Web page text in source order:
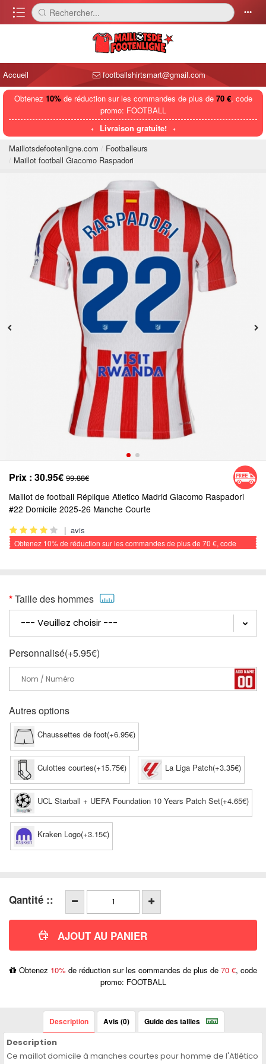
󰈍 󰅼 Rechercher... 󰄒
Accueil footballshirtsmart@gmail.com
Obtenez 10%de réduction sur les commandes de plus de 70 €, code
promo: FOOTBALL
Livraison gratuite!
Maillotsdefootenligne.com
Footballeurs
Maillot football Giacomo Raspadori
Prix : 30.95€ 99.88€
Maillot de football Réplique Atletico Madrid Giacomo Raspadori
#22 Domicile 2025-26 Manche Courte
| avis
Obtenez 10%de réduction sur les commandes de plus de 70 €, code
Taille des hommes
Personnalisé(+5.95€)
Autres options
Chaussettes de foot(+6.95€)
Culottes courtes(+15.75€) La Liga Patch(+3.35€)
UCL Starball + UEFA Foundation 10 Years Patch Set(+4.65€)
Kraken Logo(+3.15€)
Qantité ::
Obtenez 10% de réduction sur les commandes de plus de 70 €, code
promo: FOOTBALL
Description Avis (0) Guide des tailles
Description
Ce maillot domicile à manches courtes pour homme de l'Atlético